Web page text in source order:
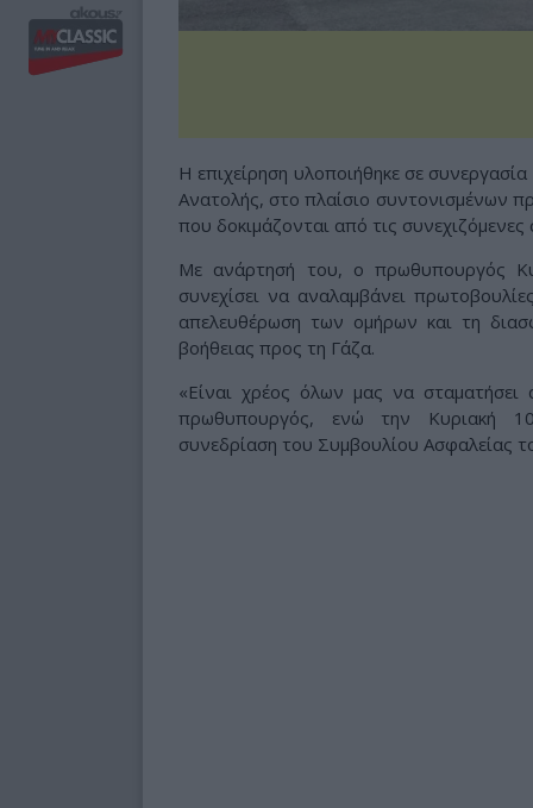
Η επιχείρηση υλοποιήθηκε σε
Ανατολής, στο πλαίσιο συντονισμένων
που δοκιμάζονται από τις συνεχιζόμενες
Με ανάρτησή του, ο πρωθυπουργός
συνεχίσει να αναλαμβάνει
απελευθέρωση των ομήρων και τη
βοήθειας προς τη Γάζα.
«Είναι χρέος όλων μας να
πρωθυπουργός, ενώ την Κυριακή 10
συνεδρίαση του Συμβουλίου Ασφαλείας